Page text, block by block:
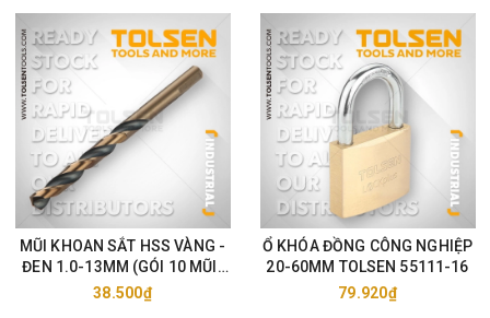
khách hàng của Tolsen những mặt hàngdụng cụ cầm tay tốt, cải
thiện chất lượng công việc một cách tối ưu. Dụng cụTOLSEN ngày
càng cung cấp nhiều sản phẩm đa dạng và phong phú hơn.
MŨI KHOAN SẮT HSS VÀNG -
ĐEN 1.0-13MM (GÓI 10 MŨI)
TOLSEN 75105-33
38.500₫
Ổ KHÓA ĐỒNG CÔNG NGHIỆP
20-60MM TOLSEN 55111-16
79.920₫